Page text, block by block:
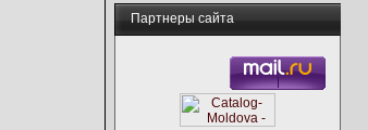
Партнеры сайта